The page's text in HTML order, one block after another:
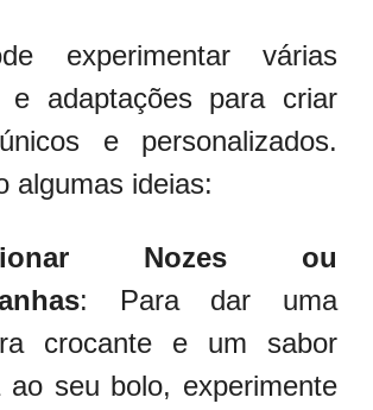
experimentar várias
e adaptações para criar
e personalizados.
algumas ideias:
Nozes ou
: Para dar uma
crocante e um sabor
ao seu bolo, experimente